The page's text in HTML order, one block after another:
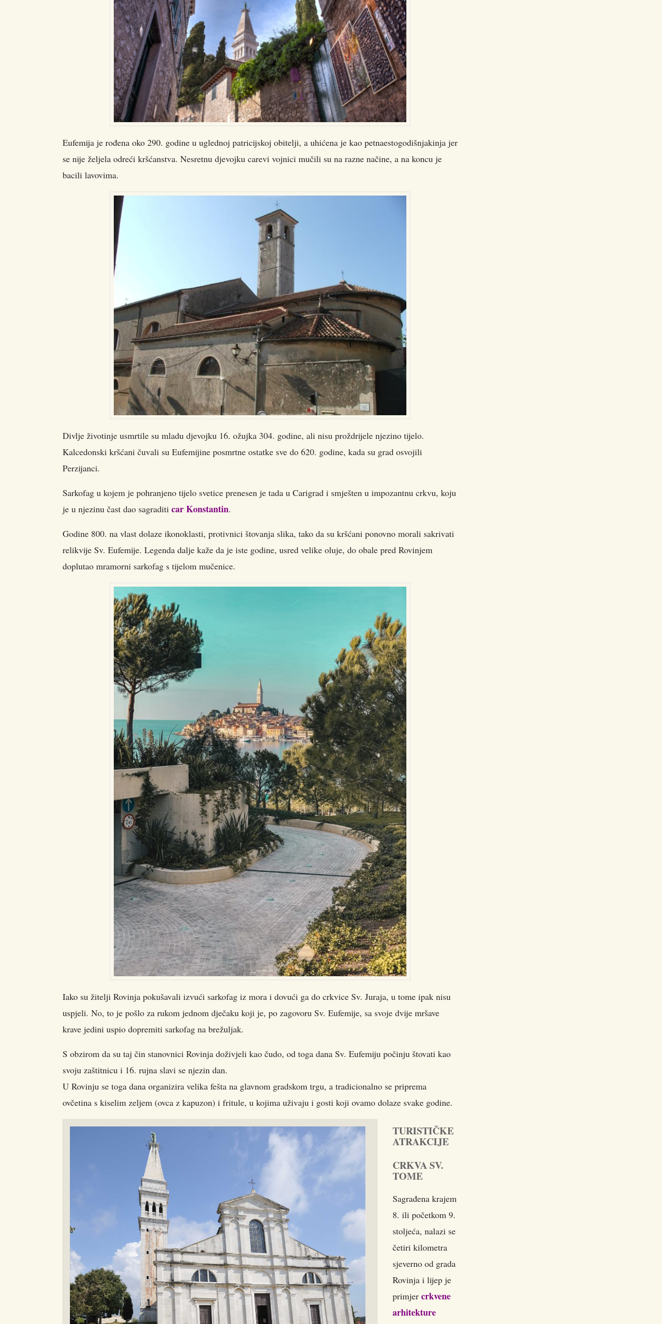
Eufemija je rođena oko 290. godine u uglednoj patricijskoj obitelji, a uhićena je kao petnaestogodišnjakinja jer
se nije željela odreći kršćanstva. Nesretnu djevojku carevi vojnici mučili su na razne načine, a na koncu je
bacili lavovima.
Divlje životinje usmrtile su mladu djevojku 16. ožujka 304. godine, ali nisu proždrijele njezino tijelo.
Kalcedonski kršćani čuvali su Eufemijine posmrtne ostatke sve do 620. godine, kada su grad osvojili
Perzijanci.
Sarkofag u kojem je pohranjeno tijelo svetice prenesen je tada u Carigrad i smješten u impozantnu crkvu, koju
je u njezinu čast dao sagraditi car Konstantin.
Godine 800. na vlast dolaze ikonoklasti, protivnici štovanja slika, tako da su kršćani ponovno morali sakrivati
relikvije Sv. Eufemije. Legenda dalje kaže da je iste godine, usred velike oluje, do obale pred Rovinjem
doplutao mramorni sarkofag s tijelom mučenice.
Iako su žitelji Rovinja pokušavali izvući sarkofag iz mora i dovući ga do crkvice Sv. Juraja, u tome ipak nisu
uspjeli. No, to je pošlo za rukom jednom dječaku koji je, po zagovoru Sv. Eufemije, sa svoje dvije mršave
krave jedini uspio dopremiti sarkofag na brežuljak.
S obzirom da su taj čin stanovnici Rovinja doživjeli kao čudo, od toga dana Sv. Eufemiju počinju štovati kao
svoju zaštitnicu i 16. rujna slavi se njezin dan.
U Rovinju se toga dana organizira velika fešta na glavnom gradskom trgu, a tradicionalno se priprema
ovčetina s kiselim zeljem (ovca z kapuzon) i fritule, u kojima uživaju i gosti koji ovamo dolaze svake godine.
TURISTIČKE
ATRAKCIJE
CRKVA SV.
TOME
Sagrađena krajem
8. ili početkom 9.
stoljeća, nalazi se
četiri kilometra
sjeverno od grada
Rovinja i lijep je
primjer crkvene
arhitekture